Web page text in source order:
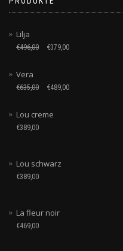
Lilja
€496,00 €379,00
Vera
€635,00 €489,00
Lou creme
€389,00
Lou schwarz
€389,00
La fleur noir
€469,00